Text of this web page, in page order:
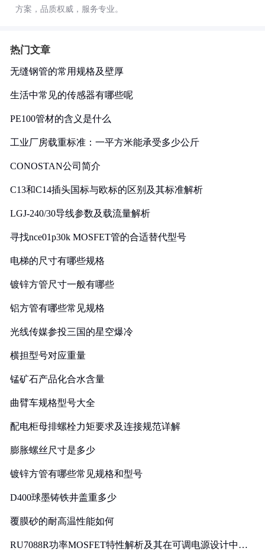
方案，品质权威，服务专业。
热门文章
无缝钢管的常用规格及壁厚
生活中常见的传感器有哪些呢
PE100管材的含义是什么
工业厂房载重标准：一平方米能承受多少公斤
CONOSTAN公司简介
C13和C14插头国标与欧标的区别及其标准解析
LGJ-240/30导线参数及载流量解析
寻找nce01p30k MOSFET管的合适替代型号
电梯的尺寸有哪些规格
镀锌方管尺寸一般有哪些
铝方管有哪些常见规格
光线传媒参投三国的星空爆冷
横担型号对应重量
锰矿石产品化合水含量
曲臂车规格型号大全
配电柜母排螺栓力矩要求及连接规范详解
膨胀螺丝尺寸是多少
镀锌方管有哪些常见规格和型号
D400球墨铸铁井盖重多少
覆膜砂的耐高温性能如何
RU7088R功率MOSFET特性解析及其在可调电源设计中的